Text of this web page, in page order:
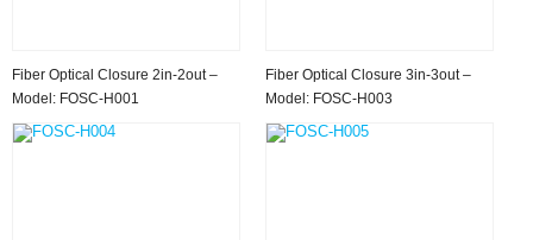
Fiber Optical Closure 2in-2out –
Model: FOSC-H001
Fiber Optical Closure 3in-3out –
Model: FOSC-H003